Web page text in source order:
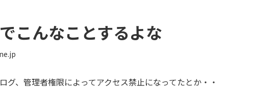
こんなことするよな
グ、管理者権限によってアクセス禁止になってたとか・・